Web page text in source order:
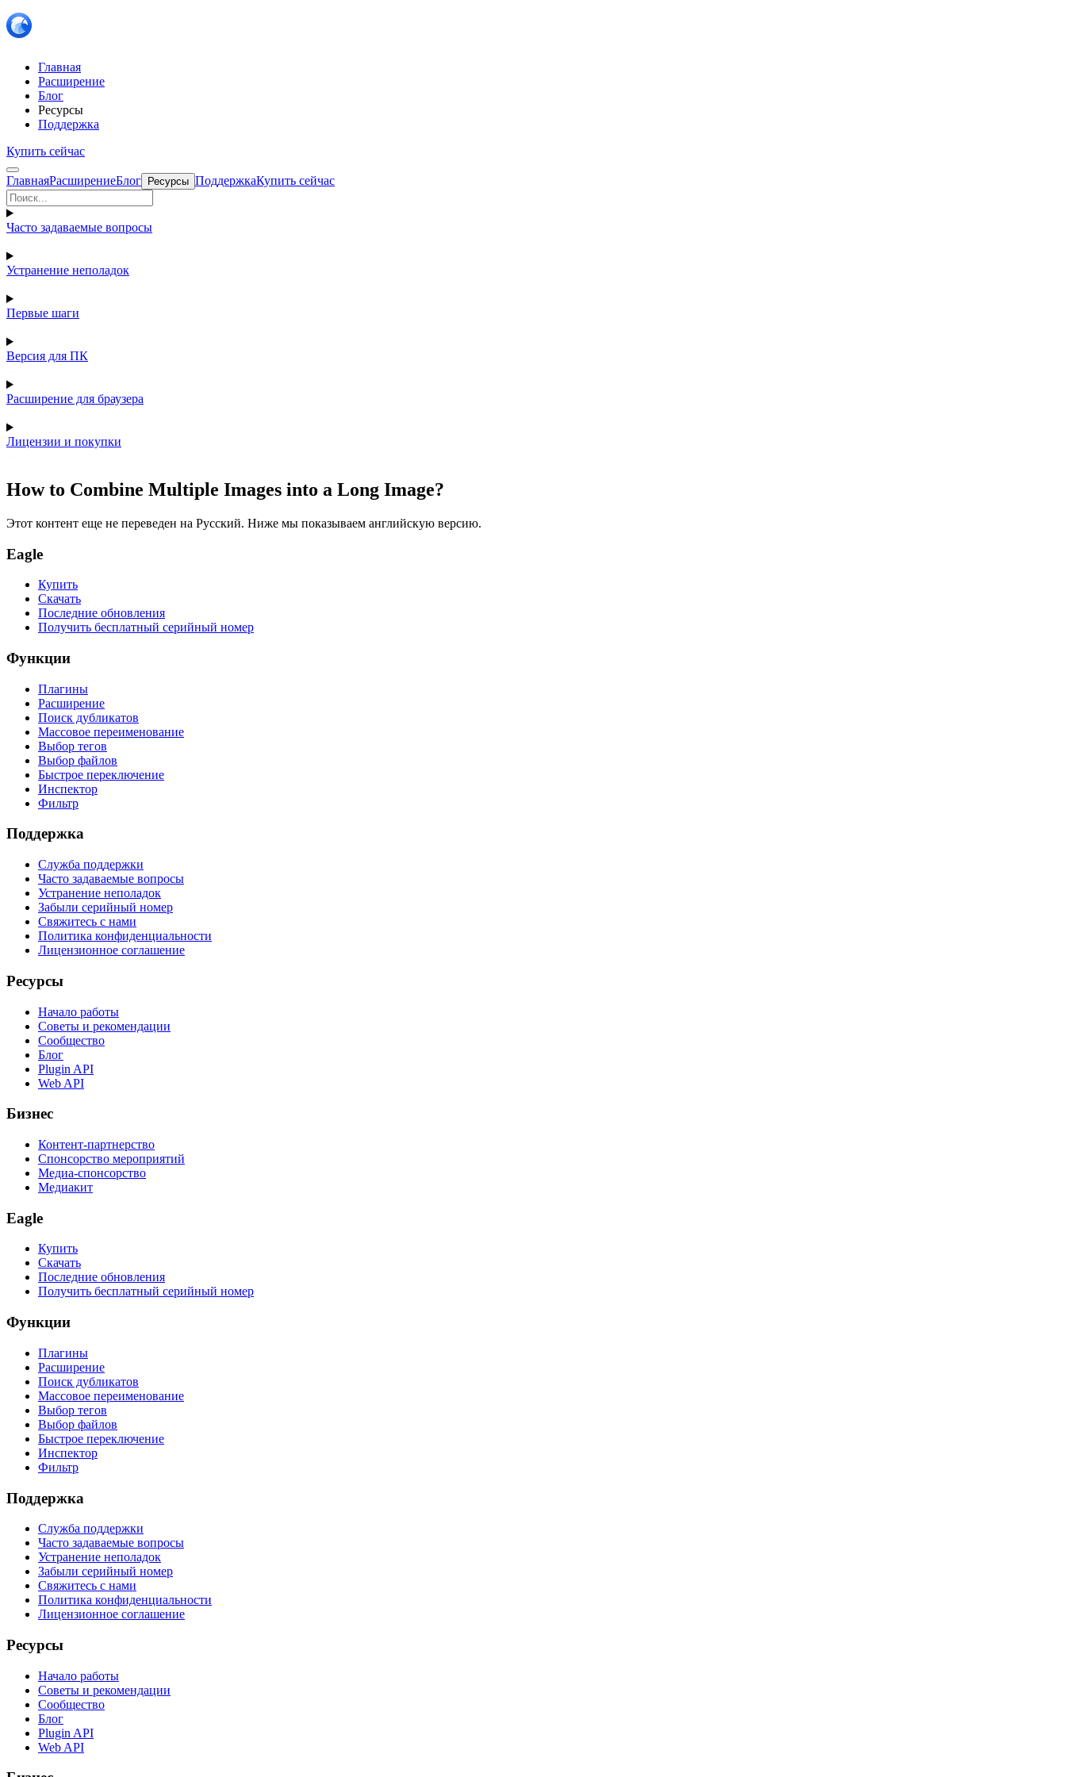
Главная
Расширение
Блог
Ресурсы
Поддержка
Купить сейчас
ГлавнаяРасширениеБлог Ресурсы ПоддержкаКупить сейчас
Часто задаваемые вопросы
Устранение неполадок
Первые шаги
Версия для ПК
Расширение для браузера
Лицензии и покупки
How to Combine Multiple Images into a Long Image?
Этот контент еще не переведен на Русский. Ниже мы показываем английскую версию.
Eagle
Купить
Скачать
Последние обновления
Получить бесплатный серийный номер
Функции
Плагины
Расширение
Поиск дубликатов
Массовое переименование
Выбор тегов
Выбор файлов
Быстрое переключение
Инспектор
Фильтр
Поддержка
Служба поддержки
Часто задаваемые вопросы
Устранение неполадок
Забыли серийный номер
Свяжитесь с нами
Политика конфиденциальности
Лицензионное соглашение
Ресурсы
Начало работы
Советы и рекомендации
Сообщество
Блог
Plugin API
Web API
Бизнес
Контент-партнерство
Спонсорство мероприятий
Медиа-спонсорство
Медиакит
Eagle
Купить
Скачать
Последние обновления
Получить бесплатный серийный номер
Функции
Плагины
Расширение
Поиск дубликатов
Массовое переименование
Выбор тегов
Выбор файлов
Быстрое переключение
Инспектор
Фильтр
Поддержка
Служба поддержки
Часто задаваемые вопросы
Устранение неполадок
Забыли серийный номер
Свяжитесь с нами
Политика конфиденциальности
Лицензионное соглашение
Ресурсы
Начало работы
Советы и рекомендации
Сообщество
Блог
Plugin API
Web API